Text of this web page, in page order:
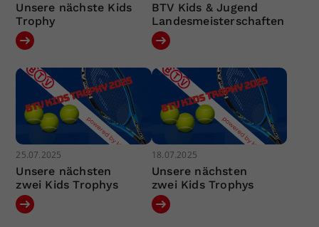
Unsere nächste Kids
Trophy
BTV Kids & Jugend
Landesmeisterschaften
25.07.2025
Unsere nächsten
zwei Kids Trophys
18.07.2025
Unsere nächsten
zwei Kids Trophys